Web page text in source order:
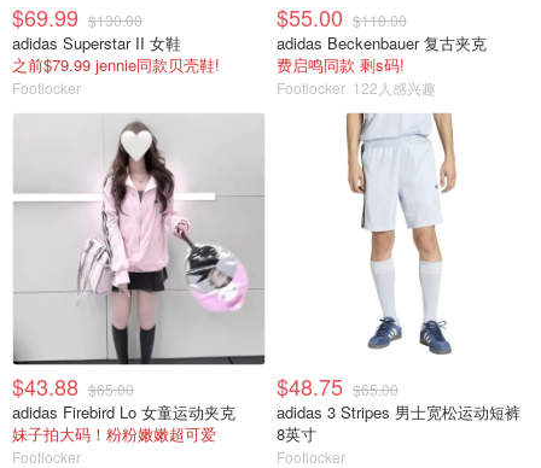
$69.99 $130.00
adidas Superstar II 女鞋
之前$79.99 jennie同款贝壳鞋!
Footlocker
$55.00 $110.00
adidas Beckenbauer 复古夹克
费启鸣同款 剩s码!
Footlocker 122人感兴趣
$43.88 $65.00
adidas Firebird Lo 女童运动夹克
妹子拍大码！粉粉嫩嫩超可爱
Footlocker
$48.75 $65.00
adidas 3 Stripes 男士宽松运动短裤
8英寸
Footlocker